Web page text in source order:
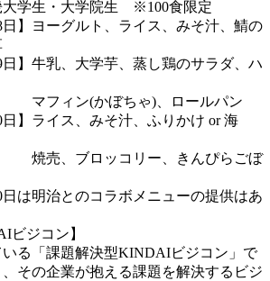
・大学院生 ※100食限定
】ヨーグルト、ライス、みそ汁、鯖の
大学芋、蒸し鶏のサラダ、ハ
ぼちゃ)、ロールパン
、みそ汁、ふりかけ or 海
コリー、きんぴらごぼ
のコラボメニューの提供はあ
ビジコン】
る「課題解決型KINDAIビジコン」で
その企業が抱える課題を解決するビジ